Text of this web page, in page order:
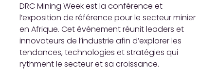
DRC Mining Week est la conférence et
l’exposition de référence pour le secteur minier
en Afrique. Cet événement réunit leaders et
innovateurs de l’industrie afin d’explorer les
tendances, technologies et stratégies qui
rythment le secteur et sa croissance.